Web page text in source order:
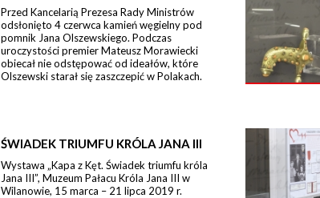
Przed Kancelarią Prezesa Rady Ministrów
odsłonięto 4 czerwca kamień węgielny pod
pomnik Jana Olszewskiego. Podczas
uroczystości premier Mateusz Morawiecki
obiecał nie odstępować od ideałów, które
Olszewski starał się zaszczepić w Polakach.
ŚWIADEK TRIUMFU KRÓLA JANA III
Wystawa „Kapa z Kęt. Świadek triumfu króla
Jana III”, Muzeum Pałacu Króla Jana III w
Wilanowie, 15 marca – 21 lipca 2019 r.